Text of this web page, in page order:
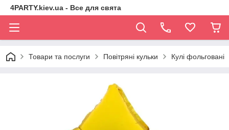
4PARTY.kiev.ua - Все для свята
Товари та послуги Повітряні кульки Кулі фольговані